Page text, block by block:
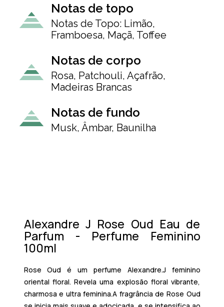
Notas de topo
Notas de Topo: Limão,
Framboesa, Maçã, Toffee
Notas de corpo
Rosa, Patchouli, Açafrão,
Madeiras Brancas
Notas de fundo
Musk, Âmbar, Baunilha
Alexandre J Rose Oud Eau de
Parfum - Perfume Feminino
100ml
Rose Oud é um perfume Alexandre.J feminino
oriental floral. Revela uma explosão floral vibrante,
charmosa e ultra feminina.A fragrância de Rose Oud